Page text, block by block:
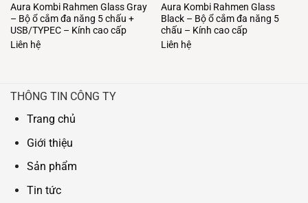
Aura Kombi Rahmen Glass Gray
– Bộ ổ cắm đa năng 5 chấu +
USB/TYPEC – Kính cao cấp
Liên hệ
Aura Kombi Rahmen Glass
Black – Bộ ổ cắm đa năng 5
chấu – Kính cao cấp
Liên hệ
THÔNG TIN CÔNG TY
Trang chủ
Giới thiệu
Sản phẩm
Tin tức